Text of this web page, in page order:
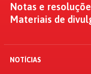
Notas e
Materiais de
NOTÍCIAS